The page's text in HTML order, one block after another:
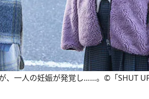
、一人の妊娠が発覚し……。©「SHUT